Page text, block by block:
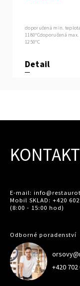
Detail
doporučená min. teplota
1180°Cdoporučená
1250°C
KONTAKT
E-mail:
Mobil SKLAD: +420
(8:00 - 15:00 hod)
Odborné poradenství
+420 702